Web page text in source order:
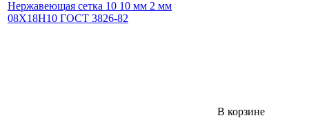
Нержавеющая сетка 10 10 мм 2 мм
08Х18Н10 ГОСТ 3826-82
В корзине